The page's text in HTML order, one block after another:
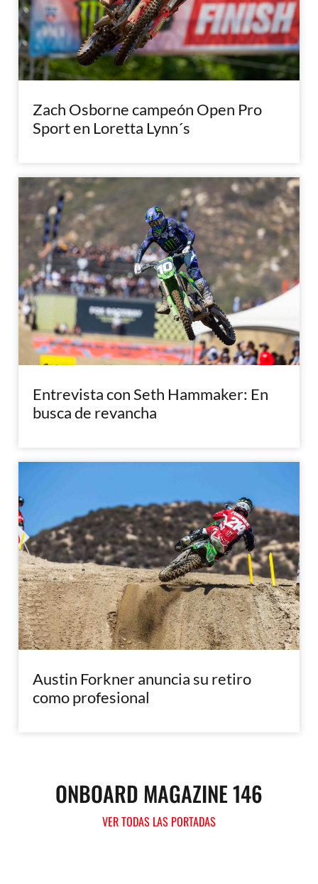
Zach Osborne campeón Open Pro
Sport en Loretta Lynn´s
Entrevista con Seth Hammaker: En
busca de revancha
Austin Forkner anuncia su retiro
como profesional
ONBOARD MAGAZINE 146
VER TODAS LAS PORTADAS